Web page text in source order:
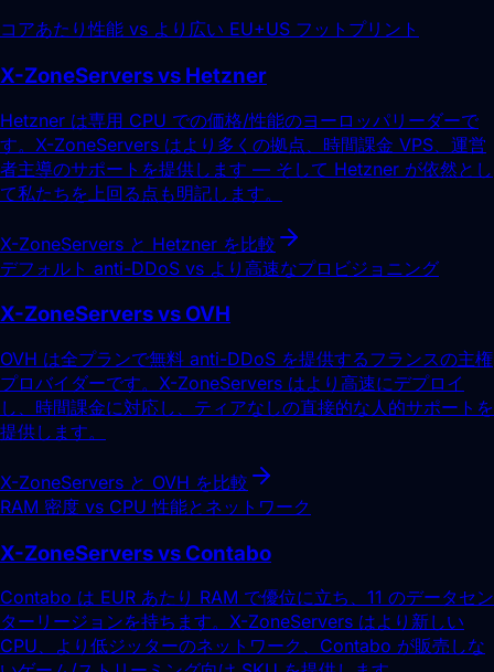
コアあたり性能 vs より広い EU+US フットプリント
X-ZoneServers vs Hetzner
Hetzner は専用 CPU での価格/性能のヨーロッパリーダーで
す。X-ZoneServers はより多くの拠点、時間課金 VPS、運営
者主導のサポートを提供します — そして Hetzner が依然とし
て私たちを上回る点も明記します。
X-ZoneServers と Hetzner を比較
デフォルト anti-DDoS vs より高速なプロビジョニング
X-ZoneServers vs OVH
OVH は全プランで無料 anti-DDoS を提供するフランスの主権
プロバイダーです。X-ZoneServers はより高速にデプロイ
し、時間課金に対応し、ティアなしの直接的な人的サポートを
提供します。
X-ZoneServers と OVH を比較
RAM 密度 vs CPU 性能とネットワーク
X-ZoneServers vs Contabo
Contabo は EUR あたり RAM で優位に立ち、11 のデータセン
ターリージョンを持ちます。X-ZoneServers はより新しい
CPU、より低ジッターのネットワーク、Contabo が販売しな